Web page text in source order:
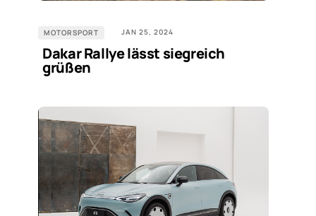
MOTORSPORT JAN 25, 2024
Dakar Rallye lässt siegreich
grüßen